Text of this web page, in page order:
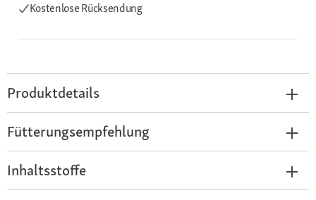
Kostenlose Rücksendung
Produktdetails
Fütterungsempfehlung
Inhaltsstoffe